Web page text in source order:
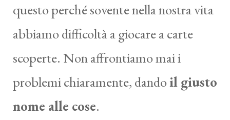
questo perché sovente nella nostra vita
abbiamo difficoltà a giocare a carte
scoperte. Non affrontiamo mai i
problemi chiaramente, dandoil giusto
nome alle cose.